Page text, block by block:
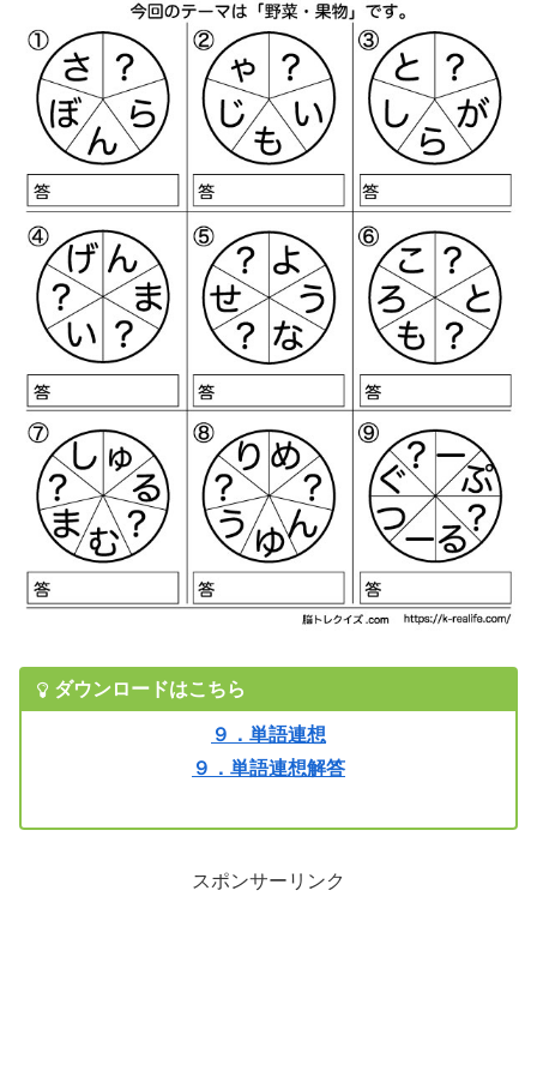
ダウンロードはこちら
９．単語連想
９．単語連想解答
スポンサーリンク